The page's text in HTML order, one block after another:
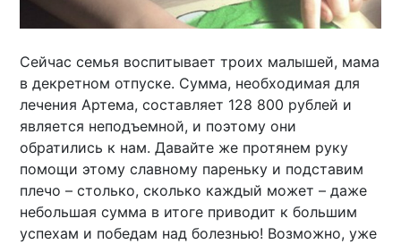
Сейчас семья воспитывает троих малышей, мама
в декретном отпуске. Сумма, необходимая для
лечения Артема, составляет 128 800 рублей и
является неподъемной, и поэтому они
обратились к нам. Давайте же протянем руку
помощи этому славному пареньку и подставим
плечо – столько, сколько каждый может – даже
небольшая сумма в итоге приводит к большим
успехам и победам над болезнью! Возможно, уже